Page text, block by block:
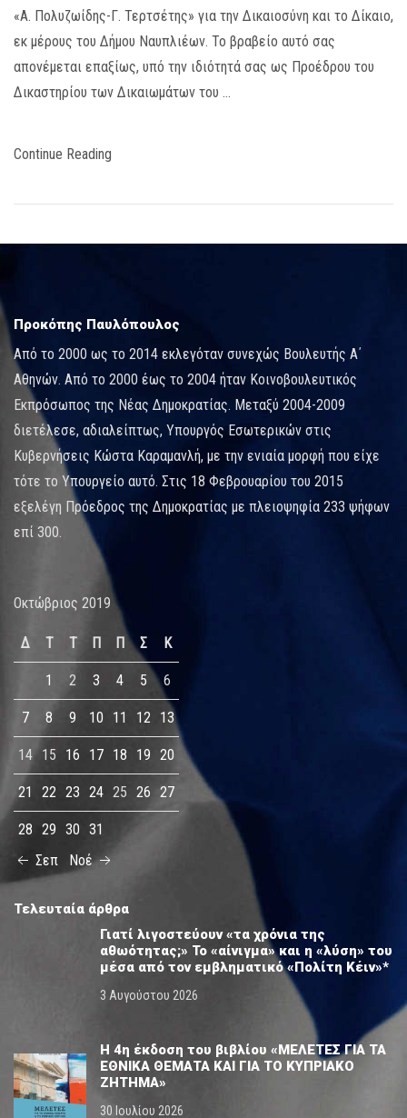
«Α. Πολυζωίδης-Γ. Τερτσέτης» για την Δικαιοσύνη και το Δίκαιο,
εκ μέρους του Δήμου Ναυπλιέων. Το βραβείο αυτό σας
απονέμεται επαξίως, υπό την ιδιότητά σας ως Προέδρου του
Δικαστηρίου των Δικαιωμάτων του …
Continue Reading
Προκόπης Παυλόπουλος
Από το 2000 ως το 2014 εκλεγόταν συνεχώς Βουλευτής Α΄
Αθηνών. Από το 2000 έως το 2004 ήταν Κοινοβουλευτικός
Εκπρόσωπος της Νέας Δημοκρατίας. Μεταξύ 2004-2009
διετέλεσε, αδιαλείπτως, Υπουργός Εσωτερικών στις
Κυβερνήσεις Κώστα Καραμανλή, με την ενιαία μορφή που είχε
τότε το Υπουργείο αυτό. Στις 18 Φεβρουαρίου του 2015
εξελέγη Πρόεδρος της Δημοκρατίας με πλειοψηφία 233 ψήφων
επί 300.
Οκτώβριος 2019
Δ Τ Τ Π Π Σ Κ
1 2 3 4 5 6
7 8 9 10 11 12 13
14 15 16 17 18 19 20
21 22 23 24 25 26 27
28 29 30 31
Σεπ
Νοέ
Τελευταία άρθρα
Γιατί λιγοστεύουν «τα χρόνια της
αθωότητας;» Το «αίνιγμα» και η «λύση» του
μέσα από τον εμβληματικό «Πολίτη Κέιν»*
3 Αυγούστου 2026
Η 4η έκδοση του βιβλίου «ΜΕΛΕΤΕΣ ΓΙΑ ΤΑ
ΕΘΝΙΚΑ ΘΕΜΑΤΑ ΚΑΙ ΓΙΑ ΤΟ ΚΥΠΡΙΑΚΟ
ΖΗΤΗΜΑ»
30 Ιουλίου 2026